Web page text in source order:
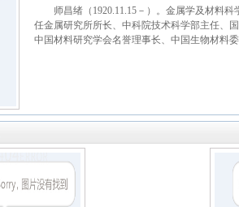
师昌绪（1920.11.15－）。金属学及材料科
任金属研究所所长、中科院技术科学部主任、
中国材料研究学会名誉理事长、中国生物材料